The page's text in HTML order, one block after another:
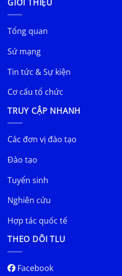
GIỚI THIỆU
Tổng quan
Sứ mạng
Tin tức & Sự kiện
Cơ cấu tổ chức
TRUY CẬP NHANH
Các đơn vị đào tạo
Đào tạo
Tuyển sinh
Nghiên cứu
Hợp tác quốc tế
THEO DÕI TLU
Facebook